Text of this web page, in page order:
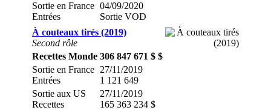
Sortie en France
Entrées
04/09/2020
Sortie VOD
À couteaux tirés (2019)
Second rôle
Recettes Monde 306 847 671 $ $
Sortie en France
Entrées
27/11/2019
1 121 649
Sortie aux US
Recettes
27/11/2019
165 363 234 $